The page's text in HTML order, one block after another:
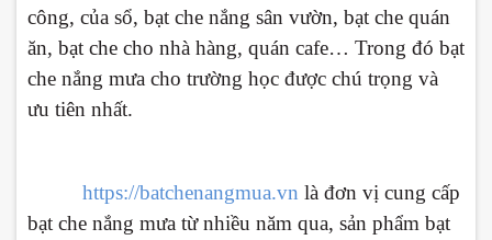
công, của sổ, bạt che nắng sân vườn, bạt che quán
ăn, bạt che cho nhà hàng, quán cafe… Trong đó bạt
che nắng mưa cho trường học được chú trọng và
ưu tiên nhất.
https://batchenangmua.vn là đơn vị cung cấp
bạt che nắng mưa từ nhiều năm qua, sản phẩm bạt